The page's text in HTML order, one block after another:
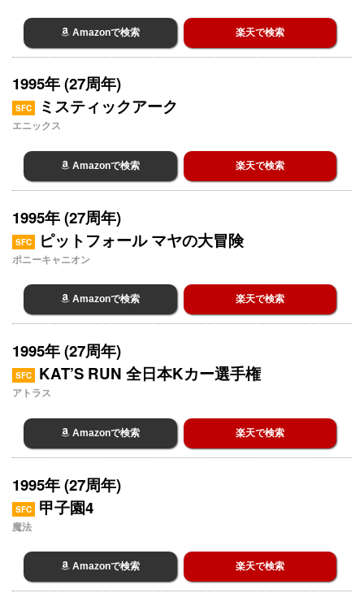
Amazonで検索 楽天で検索
1995年 (27周年)
SFC ミスティックアーク
エニックス
Amazonで検索 楽天で検索
1995年 (27周年)
SFC ピットフォール マヤの大冒険
ポニーキャニオン
Amazonで検索 楽天で検索
1995年 (27周年)
SFC KAT’S RUN 全日本Kカー選手権
アトラス
Amazonで検索 楽天で検索
1995年 (27周年)
SFC 甲子園4
魔法
Amazonで検索 楽天で検索